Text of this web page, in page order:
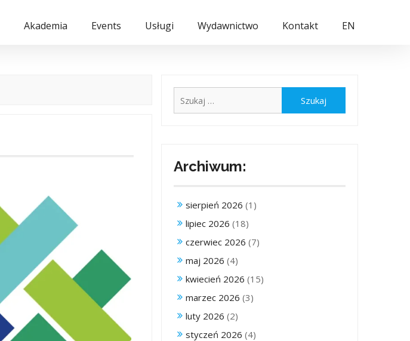
Akademia Events Usługi Wydawnictwo Kontakt EN
Archiwum:
sierpień 2026 (1)
lipiec 2026 (18)
czerwiec 2026 (7)
maj 2026 (4)
kwiecień 2026 (15)
marzec 2026 (3)
luty 2026 (2)
styczeń 2026 (4)